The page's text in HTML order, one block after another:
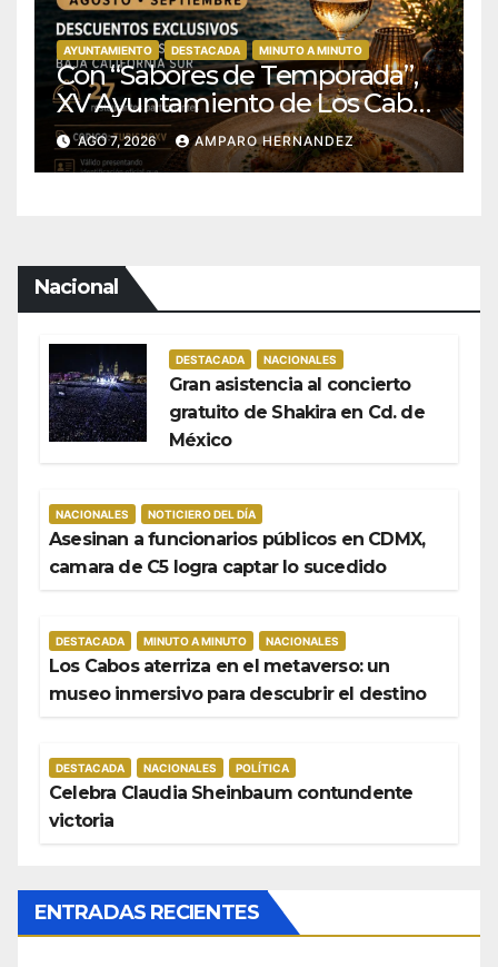
AYUNTAMIENTO DESTACADA MINUTO A MINUTO
Con “Sabores de Temporada”,
XV Ayuntamiento de Los Cabos
y Canirac impulsan consumo
local con beneficios para
AGO 7, 2026 AMPARO HERNANDEZ
Nacional
DESTACADA NACIONALES
Gran asistencia al concierto
gratuito de Shakira en Cd. de
México
NACIONALES NOTICIERO DEL DÍA
Asesinan a funcionarios públicos en CDMX,
camara de C5 logra captar lo sucedido
DESTACADA MINUTO A MINUTO NACIONALES
Los Cabos aterriza en el metaverso: un
museo inmersivo para descubrir el destino
DESTACADA NACIONALES POLÍTICA
Celebra Claudia Sheinbaum contundente
victoria
ENTRADAS RECIENTES